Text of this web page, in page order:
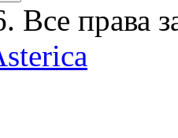
Все права